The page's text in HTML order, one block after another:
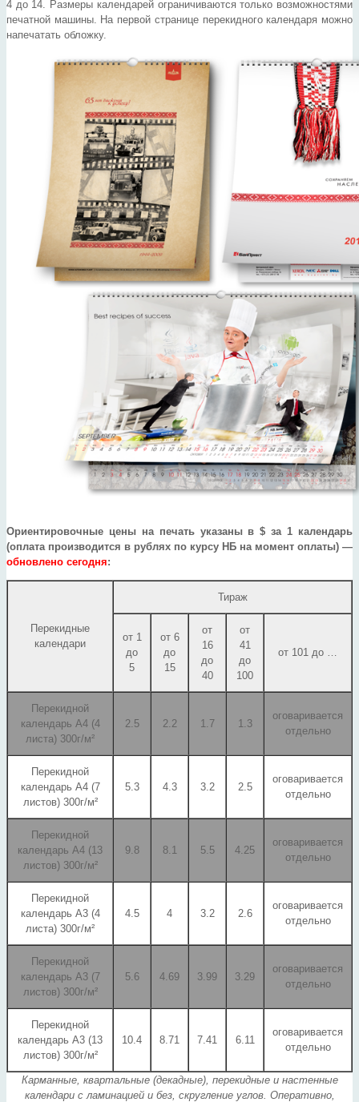
4 до 14. Размеры календарей ограничиваются только возможностями
печатной машины. На первой странице перекидного календаря можно
напечатать обложку.
Ориентировочные цены на печать указаны в $ за 1 календарь
(оплата производится в рублях по курсу НБ на момент оплаты) —
обновлено сегодня:
Перекидные
календари
Тираж
от 1
до
5
от 6
до
15
от
16
до
40
от
41
до
100
от 101 до …
Перекидной
календарь А4 (4
листа) 300г/м²
2.5 2.2 1.7 1.3
оговаривается
отдельно
Перекидной
календарь А4 (7
листов) 300г/м²
5.3 4.3 3.2 2.5
оговаривается
отдельно
Перекидной
календарь А4 (13
листов) 300г/м²
9.8 8.1 5.5 4.25
оговаривается
отдельно
Перекидной
календарь А3 (4
листа) 300г/м²
4.5 4 3.2 2.6
оговаривается
отдельно
Перекидной
календарь А3 (7
листов) 300г/м²
5.6 4.69 3.99 3.29
оговаривается
отдельно
Перекидной
календарь А3 (13
листов) 300г/м²
10.4 8.71 7.41 6.11
оговаривается
отдельно
Карманные, квартальные (декадные), перекидные и настенные
календари с ламинацией и без, скругление углов. Оперативно,